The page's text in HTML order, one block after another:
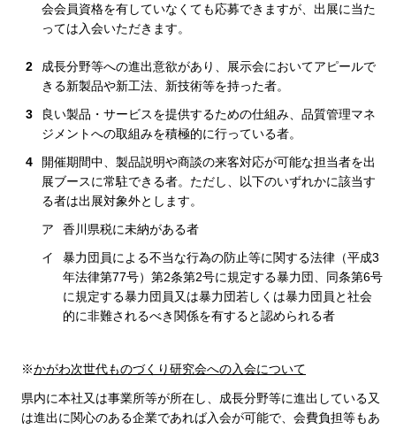
会会員資格を有していなくても応募できますが、出展に当た
っては入会いただきます。
2
成長分野等への進出意欲があり、展示会においてアピールで
きる新製品や新工法、新技術等を持った者。
3
良い製品・サービスを提供するための仕組み、品質管理マネ
ジメントへの取組みを積極的に行っている者。
4
開催期間中、製品説明や商談の来客対応が可能な担当者を出
展ブースに常駐できる者。ただし、以下のいずれかに該当す
る者は出展対象外とします。
ア
香川県税に未納がある者
イ
暴力団員による不当な行為の防止等に関する法律（平成3
年法律第77号）第2条第2号に規定する暴力団、同条第6号
に規定する暴力団員又は暴力団若しくは暴力団員と社会
的に非難されるべき関係を有すると認められる者
※かがわ次世代ものづくり研究会への入会について
県内に本社又は事業所等が所在し、成長分野等に進出している又
は進出に関心のある企業であれば入会が可能で、会費負担等もあ